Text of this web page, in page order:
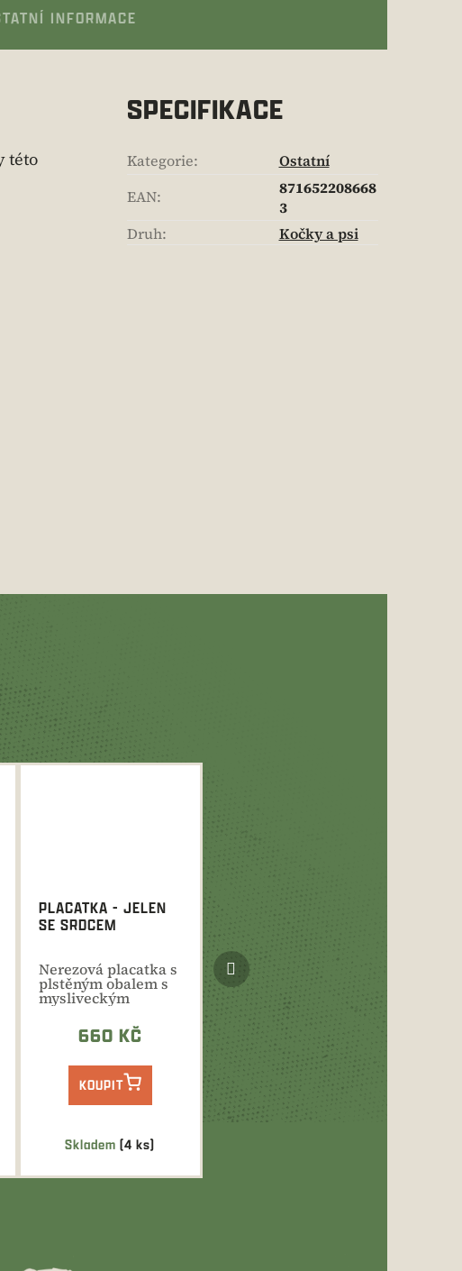
INFORMACE
této
SPECIFIKACE
Kategorie:
Ostatní
EAN:
871652208668
3
Druh: Kočky a psi
Skladem(4 ks)
PLACATKA - JELEN
SE SRDCEM
Nerezová placatka s
plstěným obalem s
mysliveckým
motivem. Objem
120 ml.660 KČ
KOUPIT
Další
produkt